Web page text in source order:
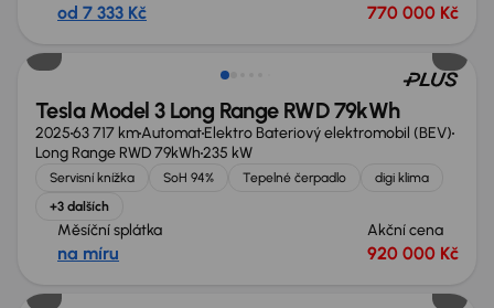
od 7 333 Kč 770 000 Kč
Možnost odpočtu DPH
Tesla Model 3 Long Range RWD 79kWh
202563 717 kmAutomatElektro Bateriový elektromobil (BEV)
Long Range RWD 79kWh235 kW
Servisní knížka SoH 94% Tepelné čerpadlo
digi klima
+3 dalších
Měsíční splátka
na míru
Akční cena
920 000 Kč